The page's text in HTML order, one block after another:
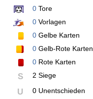
0 Tore
0 Vorlagen
0 Gelbe Karten
0 Gelb-Rote Karten
0 Rote Karten
S 2 Siege
U 0 Unentschieden